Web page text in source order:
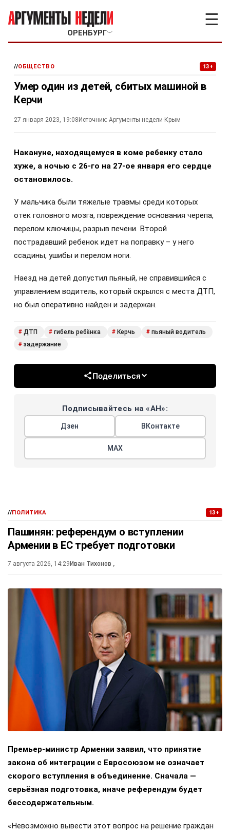
ОРЕНБУРГ﹀
☰
//ОБЩЕСТВО 13+
Умер один из детей, сбитых машиной в
Керчи
27 января 2023, 19:08 Источник: Аргументы недели-Крым
Накануне, находящемуся в коме ребенку стало
хуже, а ночью с 26-го на 27-ое января его сердце
остановилось.
У мальчика были тяжелые травмы среди которых
отек головного мозга, повреждение основания черепа,
перелом ключицы, разрыв печени. Второй
пострадавший ребенок идет на поправку – у него
ссадины, ушибы и перелом ноги.
Наезд на детей допустил пьяный, не справившийся с
управлением водитель, который скрылся с места ДТП,
но был оперативно найден и задержан.
# ДТП # гибель ребёнка # Керчь # пьяный водитель
# задержание
Поделиться
Подписывайтесь на «АН»:
Дзен ВКонтакте
МАХ
//ПОЛИТИКА 13+
Пашинян: референдум о вступлении
Армении в ЕС требует подготовки
7 августа 2026, 14:29Иван Тихонов ,
Премьер-министр Армении заявил, что принятие
закона об интеграции с Евросоюзом не означает
скорого вступления в объединение. Сначала —
серьёзная подготовка, иначе референдум будет
бессодержательным.
«Невозможно вывести этот вопрос на решение граждан